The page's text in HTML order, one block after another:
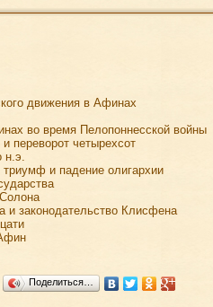
движения в Афинах
во время Пелопоннесской войны
переворот четырехсот
н.э.
и падение олигархии
и законодательство Клисфена
Поделиться…